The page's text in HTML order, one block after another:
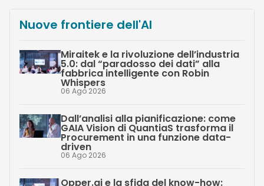
Nuove frontiere dell'AI
Miraitek e la rivoluzione dell’industria
5.0: dal “paradosso dei dati” alla
fabbrica intelligente con Robin
Whispers
06 Ago 2026
Dall’analisi alla pianificazione: come
GAIA Vision di QuantiaS trasforma il
Procurement in una funzione data-
driven
06 Ago 2026
Opper.ai e la sfida del know-how: